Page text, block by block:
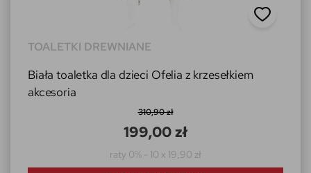
TOALETKI DREWNIANE
Biała toaletka dla dzieci Ofelia z krzesełkiem
akcesoria
310,90 zł
199,00 zł
raty 0% - 10 x 19,90 zł